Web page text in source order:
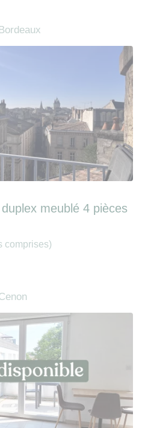
meublé 4 pièces
comprises)